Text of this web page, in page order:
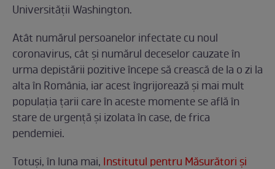
Universităţii Washington.
Atât numărul persoanelor infectate cu noul
coronavirus, cât și numărul deceselor cauzate în
urma depistării pozitive începe să crească de la o zi la
alta în România, iar acest îngrijorează și mai mult
populația țarii care în aceste momente se află în
stare de urgență și izolata în case, de frica
pendemiei.
Totuși, în luna mai, Institutul pentru Măsurători și